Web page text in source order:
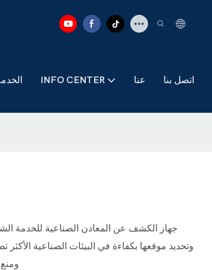
INFO CENTER عنا اتصل بنا
جهاز الكشف عن المعادن الصناعية للخدمة
وتحديد موقعها بكفاءة في البيئات الصناعية الأكثر